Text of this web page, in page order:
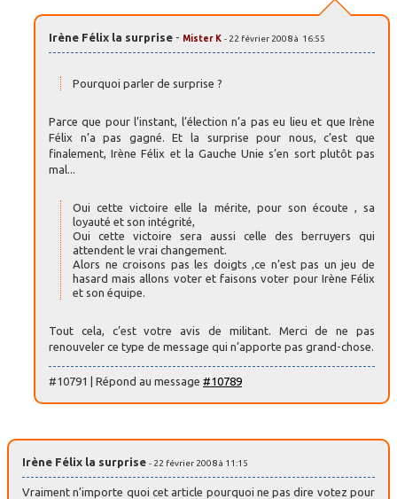
Irène Félix la surprise - Mister K - 22 février 2008 à 16:55
Pourquoi parler de surprise ?
Parce que pour l’instant, l’élection n’a pas eu lieu et que Irène
Félix n’a pas gagné. Et la surprise pour nous, c’est que
finalement, Irène Félix et la Gauche Unie s’en sort plutôt pas
mal...
Oui cette victoire elle la mérite, pour son écoute , sa
loyauté et son intégrité,
Oui cette victoire sera aussi celle des berruyers qui
attendent le vrai changement.
Alors ne croisons pas les doigts ,ce n’est pas un jeu de
hasard mais allons voter et faisons voter pour Irène Félix
et son équipe.
Tout cela, c’est votre avis de militant. Merci de ne pas
renouveler ce type de message qui n’apporte pas grand-chose.
#10791 | Répond au message #10789
Irène Félix la surprise - 22 février 2008 à 11:15
Vraiment n’importe quoi cet article pourquoi ne pas dire votez pour